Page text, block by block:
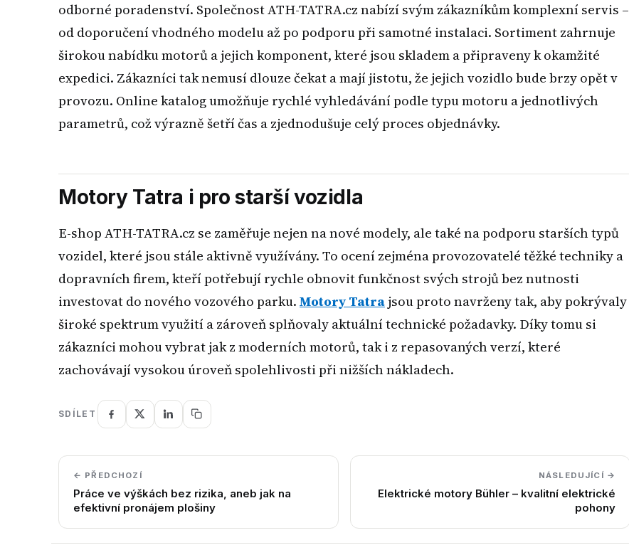
odborné poradenství. Společnost ATH-TATRA.cz nabízí svým zákazníkům komplexní servis –
od doporučení vhodného modelu až po podporu při samotné instalaci. Sortiment zahrnuje
širokou nabídku motorů a jejich komponent, které jsou skladem a připraveny k okamžité
expedici. Zákazníci tak nemusí dlouze čekat a mají jistotu, že jejich vozidlo bude brzy opět v
provozu. Online katalog umožňuje rychlé vyhledávání podle typu motoru a jednotlivých
parametrů, což výrazně šetří čas a zjednodušuje celý proces objednávky.
Motory Tatra i pro starší vozidla
E-shop ATH-TATRA.cz se zaměřuje nejen na nové modely, ale také na podporu starších typů
vozidel, které jsou stále aktivně využívány. To ocení zejména provozovatelé těžké techniky a
dopravních firem, kteří potřebují rychle obnovit funkčnost svých strojů bez nutnosti
investovat do nového vozového parku. Motory Tatra jsou proto navrženy tak, aby pokrývaly
široké spektrum využití a zároveň splňovaly aktuální technické požadavky. Díky tomu si
zákazníci mohou vybrat jak z moderních motorů, tak i z repasovaných verzí, které
zachovávají vysokou úroveň spolehlivosti při nižších nákladech.
SDÍLET
← PŘEDCHOZÍ
Práce ve výškách bez rizika, aneb jak na
efektivní pronájem plošiny
NÁSLEDUJÍCÍ →
Elektrické motory Bühler – kvalitní elektrické
pohony